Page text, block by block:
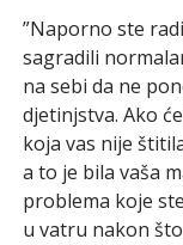
”Naporno ste
sagradili
na sebi da ne
djetinjstva. Ako
koja vas nije
a to je bila vaša
problema koje
u vatru nakon